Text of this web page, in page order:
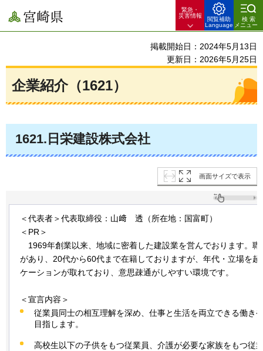
宮崎県
緊急・
災害情報
閲覧補助
Language
検索
メニュー
掲載開始日：2024年5月13日
更新日：2026年5月25日
企業紹介（1621）
1621.日栄建設株式会社
画面サイズで表示
＜代表者＞代表取締役：山﨑 透 （所在地：国富町）
＜PR＞
1969年創業以来、地域に密着した建設業を営んでおります。
があり、20代から60代まで在籍しておりますが、年代・立場を
ケーションが取れており、意思疎通がしやすい環境です。
＜宣言内容＞
従業員同士の相互理解を深め、仕事と生活を両立できる働き
目指します。
高校生以下の子供をもつ従業員、介護が必要な家族をもつ従